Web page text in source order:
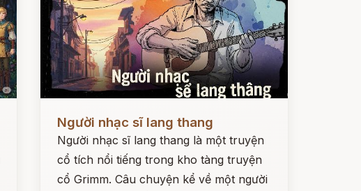
Người nhạc sĩ lang thang
Người nhạc sĩ lang thang là một truyện
cổ tích nổi tiếng trong kho tàng truyện
cổ Grimm. Câu chuyện kể về một người